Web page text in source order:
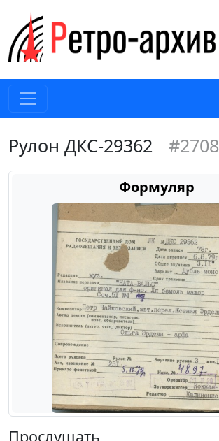
Рулон ДКС-29362 #2708
Формуляр
Прослушать